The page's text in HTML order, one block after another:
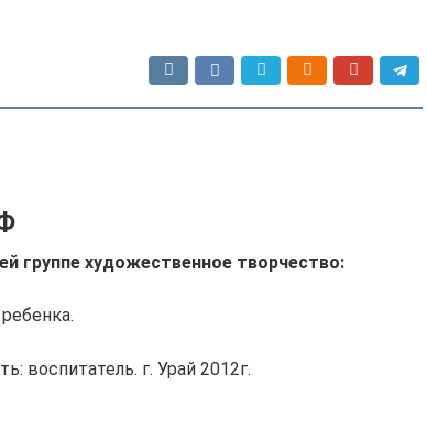
группе художественное творчество:
воспитатель. г. Урай 2012г.